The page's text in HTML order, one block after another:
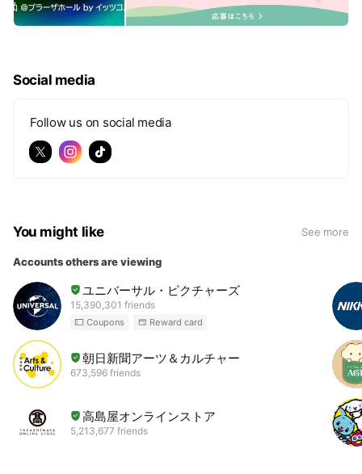
Social media
Follow us on social media
You might like See more
Accounts others are viewing
ユニバーサル・ピクチャーズ
15,390,301 friends
Coupons Reward card
朝日新聞アーツ＆カルチャー
673,596 friends
高島屋オンラインストア
5,213,677 friends